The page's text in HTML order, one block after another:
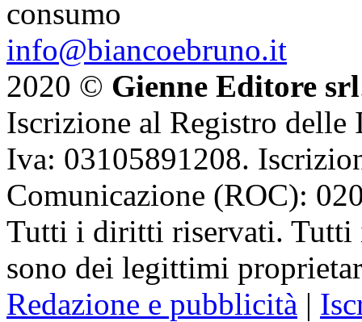
consumo
info@biancoebruno.it
2020 © Gienne Editore srl
Iscrizione al Registro delle
Iva: 03105891208.
Comunicazione (ROC):
Tutti i diritti riservati. Tutti
sono dei legittimi
Redazione e pubblicità |